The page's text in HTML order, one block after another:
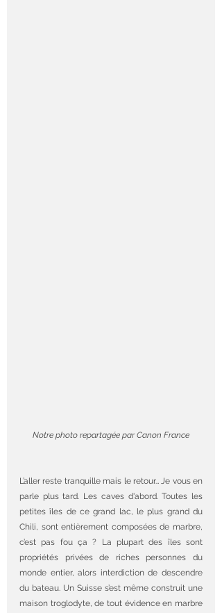
Notre photo repartagée par Canon France
L’aller reste tranquille mais le retour… Je vous en
parle plus tard. Les caves d'abord. Toutes les
petites îles de ce grand lac, le plus grand du
Chili, sont entièrement composées de marbre,
c’est pas fou ça ? La plupart des îles sont
propriétés privées de riches personnes du
monde entier, alors interdiction de descendre
du bateau. Un Suisse s’est même construit une
maison troglodyte, de tout évidence en marbre